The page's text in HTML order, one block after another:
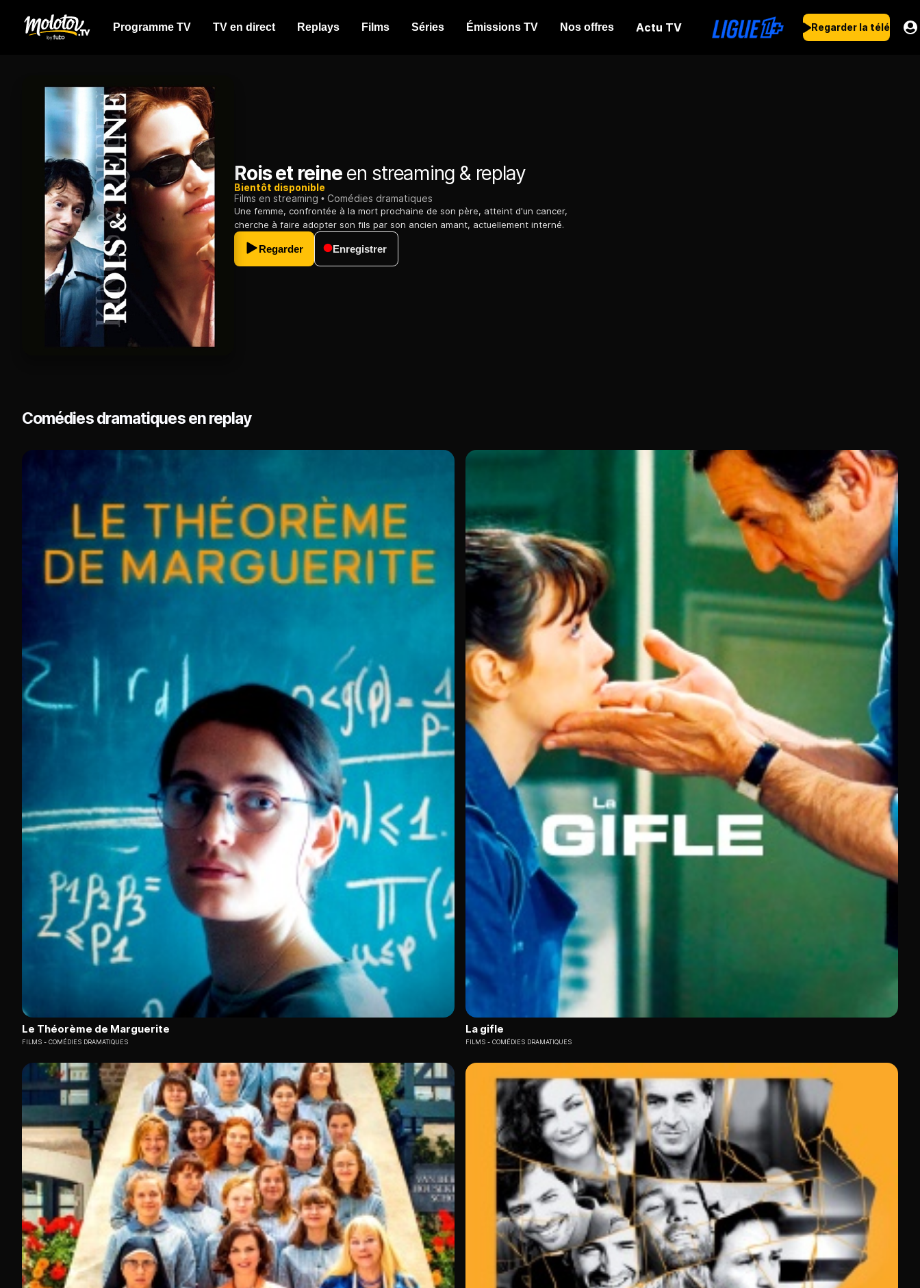
Programme TV TV en direct Replays Films Séries Émissions TV Nos offres Actu TV Regarder la télé
Rois et reineen streaming & replay
Bientôt disponible
Films en streaming
Comédies dramatiques
Une femme, confrontée à la mort prochaine de son père, atteint d'un cancer,
cherche à faire adopter son fils par son ancien amant, actuellement interné.
Regarder Enregistrer
Comédies dramatiques en replay
Le Théorème de Marguerite
FILMS COMÉDIES DRAMATIQUES
La gifle
FILMS COMÉDIES DRAMATIQUES